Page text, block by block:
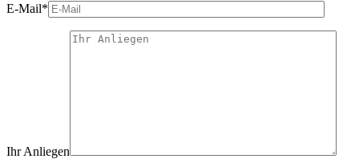
E-Mail*
Ihr Anliegen